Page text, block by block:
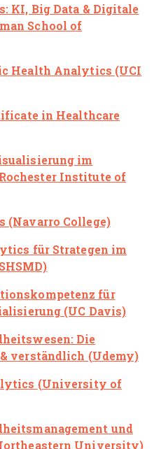
KI, Big Data & Digitale
School of
Health Analytics (UCI
in Healthcare
im
Institute of
(Navarro College)
für Strategen im
für
(UC Davis)
Die
verständlich (Udemy)
(University of
und
University)